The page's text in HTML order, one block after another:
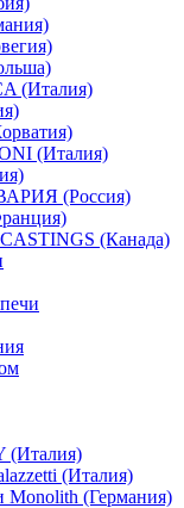
(Италия)
(Италия)
(Россия)
(Канада)
(Италия)
(Италия)
Monolith (Германия)